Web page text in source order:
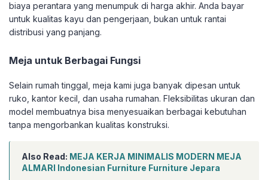
biaya perantara yang menumpuk di harga akhir. Anda bayar
untuk kualitas kayu dan pengerjaan, bukan untuk rantai
distribusi yang panjang.
Meja untuk Berbagai Fungsi
Selain rumah tinggal, meja kami juga banyak dipesan untuk
ruko, kantor kecil, dan usaha rumahan. Fleksibilitas ukuran dan
model membuatnya bisa menyesuaikan berbagai kebutuhan
tanpa mengorbankan kualitas konstruksi.
Also Read: MEJA KERJA MINIMALIS MODERN MEJA
ALMARI Indonesian Furniture Furniture Jepara